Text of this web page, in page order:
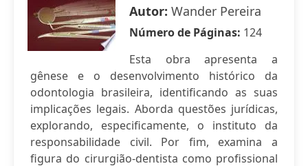
Autor: Wander Pereira
Número de Páginas: 124
Esta obra apresenta a
gênese e o desenvolvimento histórico da
odontologia brasileira, identificando as suas
implicações legais. Aborda questões jurídicas,
explorando, especificamente, o instituto da
responsabilidade civil. Por fim, examina a
figura do cirurgião-dentista como profissional